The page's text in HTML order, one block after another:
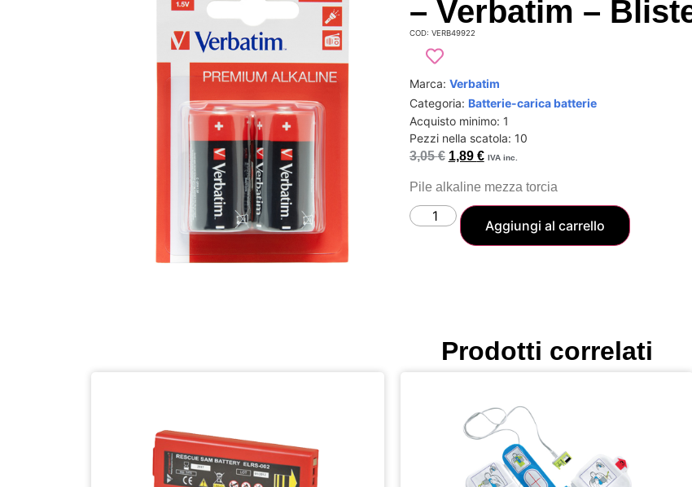
– Verbatim –
COD: VERB49922
Marca: Verbatim
Categoria: Batterie-carica batterie
Acquisto minimo: 1
Pezzi nella scatola: 10
3,05€ 1,89 € IVA inc.
Pile alkaline mezza torcia
Aggiungi al carrello
Prodotti correlati